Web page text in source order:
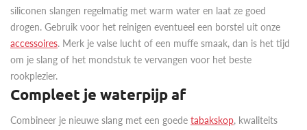
siliconen slangen regelmatig met warm water en laat ze goed
drogen. Gebruik voor het reinigen eventueel een borstel uit onze
accessoires. Merk je valse lucht of een muffe smaak, dan is het tijd
om je slang of het mondstuk te vervangen voor het beste
rookplezier.
Compleet je waterpijp af
Combineer je nieuwe slang met een goede tabakskop, kwaliteits